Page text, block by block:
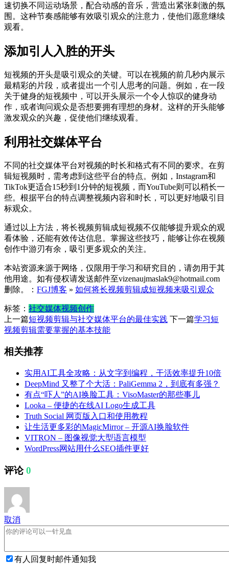
速切换不同运动场景，配合动感的音乐，营造出紧张刺激的氛
围。这种节奏感能够有效吸引观众的注意力，使他们愿意继续
观看。
添加引人入胜的开头
短视频的开头是吸引观众的关键。可以在视频的前几秒内展示
最精彩的片段，或者提出一个引人思考的问题。例如，在一段
关于健身的短视频中，可以开头展示一个令人惊叹的健身动
作，或者询问观众是否想要拥有理想的身材。这样的开头能够
激发观众的兴趣，促使他们继续观看。
利用社交媒体平台
不同的社交媒体平台对视频的时长和格式有不同的要求。在剪
辑短视频时，需考虑到这些平台的特点。例如，Instagram和
TikTok更适合15秒到1分钟的短视频，而YouTube则可以稍长一
些。根据平台的特点调整视频内容和时长，可以更好地吸引目
标观众。
通过以上方法，将长视频剪辑成短视频不仅能够提升观众的观
看体验，还能有效传达信息。掌握这些技巧，能够让你在视频
创作中游刃有余，吸引更多观众的关注。
本站资源来源于网络，仅限用于学习和研究目的，请勿用于其
他用途。如有侵权请发送邮件至vizenaujmaslak9@hotmail.com
删除。： FGJ博客 » 如何将长视频剪辑成短视频来吸引观众
标签： 社交媒体视频创作
上一篇短视频剪辑与社交媒体平台的最佳实践 下一篇学习短
视频剪辑需要掌握的基本技能
相关推荐
实用AI工具全攻略：从文字到编程，干活效率提升10倍
DeepMind 又整了个大活：PaliGemma 2，到底有多强？
有点“吓人”的AI换脸工具：VisoMaster的那些事儿
Looka – 便捷的在线AI Logo生成工具
Truth Social 网页版入口和使用教程
让生活更多彩的MagicMirror – 开源AI换脸软件
VITRON – 图像视觉大型语言模型
WordPress网站用什么SEO插件更好
评论0
取消
有人回复时邮件通知我